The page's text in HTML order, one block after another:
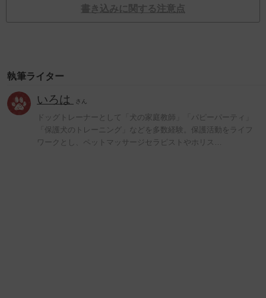
書き込みに関する注意点
執筆ライター
いろは さん
ドッグトレーナーとして「犬の家庭教師」「パピーパーティ」
「保護犬のトレーニング」などを多数経験。保護活動をライフ
ワークとし、ペットマッサージセラピストやホリス…